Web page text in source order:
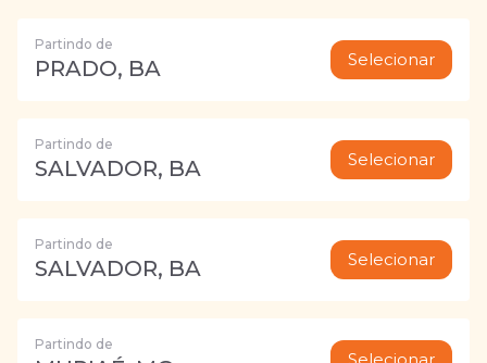
Partindo de
PRADO, BA Selecionar
Partindo de
SALVADOR, BA Selecionar
Partindo de
SALVADOR, BA Selecionar
Partindo de